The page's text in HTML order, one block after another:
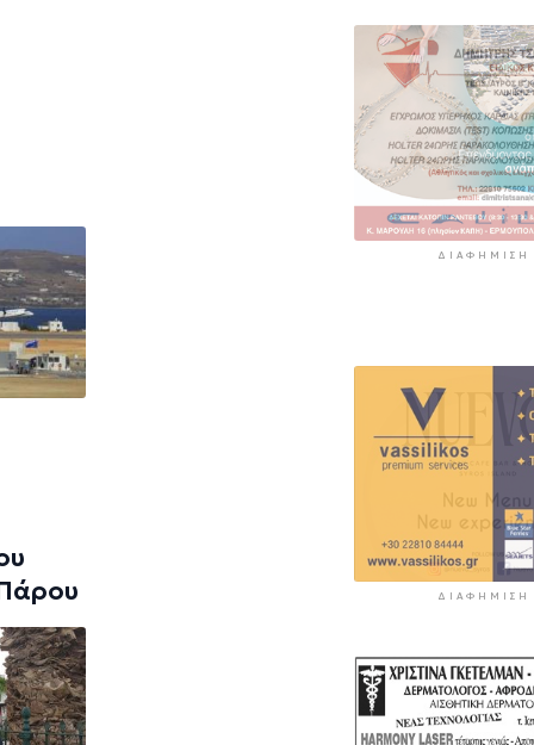
ΔΙΑΦΉΜΙΣΗ
ΔΙΑΦΉΜΙΣΗ